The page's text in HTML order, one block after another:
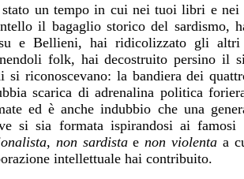
stato un tempo in cui nei tuoi libri e
il bagaglio storico del sardismo,
e Bellieni, hai ridicolizzato gli altri
folk, hai decostruito persino il
si riconoscevano: la bandiera dei
scarica di adrenalina politica
ed è anche indubbio che una
si sia formata ispirandosi ai
, non sardistae non violenta a
intellettuale hai contribuito.